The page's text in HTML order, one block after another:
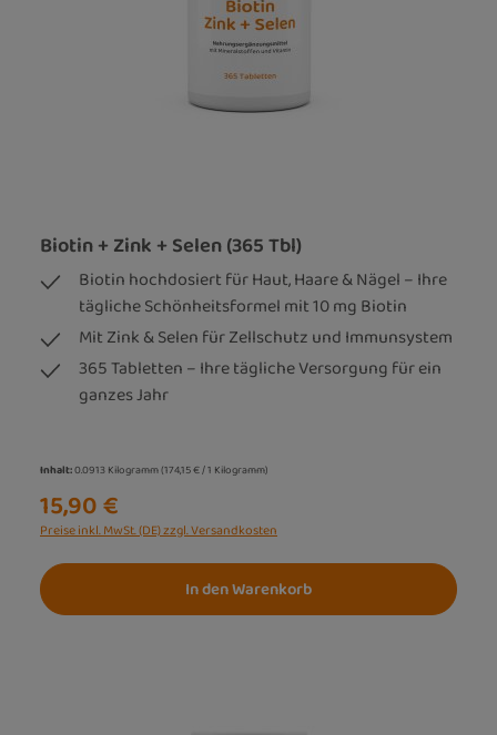
Biotin + Zink + Selen (365 Tbl)
Biotin hochdosiert für Haut, Haare & Nägel – Ihre
tägliche Schönheitsformel mit 10 mg Biotin
Mit Zink & Selen für Zellschutz und Immunsystem
365 Tabletten – Ihre tägliche Versorgung für ein
ganzes Jahr
Inhalt:0.0913 Kilogramm(174,15 € / 1 Kilogramm)
15,90 €
Preise inkl. MwSt. (DE) zzgl. Versandkosten
In den Warenkorb